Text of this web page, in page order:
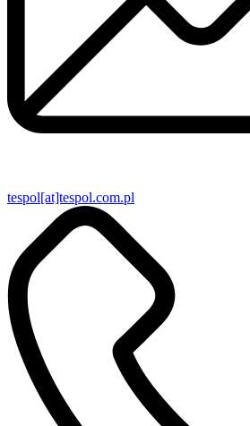
tespol[at]tespol.com.pl